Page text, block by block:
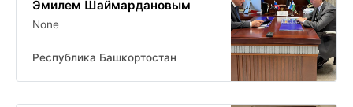
Эмилем Шаймардановым
None
Республика Башкортостан